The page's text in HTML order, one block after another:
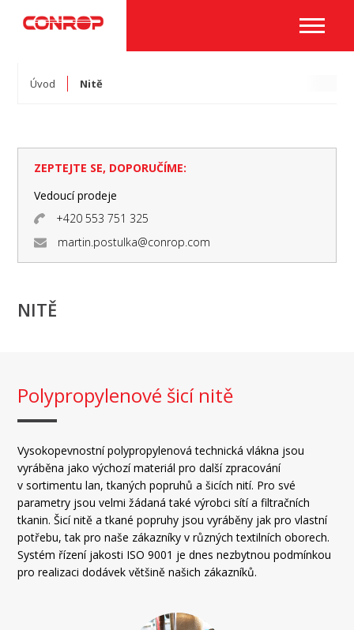
Úvod Nitě
ZEPTEJTE SE, DOPORUČÍME:
Vedoucí prodeje
+420 553 751 325
martin.postulka@conrop.com
NITĚ
Polypropylenové šicí nitě
Vysokopevnostní polypropylenová technická vlákna jsou
vyráběna jako výchozí materiál pro další zpracování
v sortimentu lan, tkaných popruhů a šicích nití. Pro své
parametry jsou velmi žádaná také výrobci sítí a filtračních
tkanin. Šicí nitě a tkané popruhy jsou vyráběny jak pro vlastní
potřebu, tak pro naše zákazníky v různých textilních oborech.
Systém řízení jakosti ISO 9001 je dnes nezbytnou podmínkou
pro realizaci dodávek většině našich zákazníků.